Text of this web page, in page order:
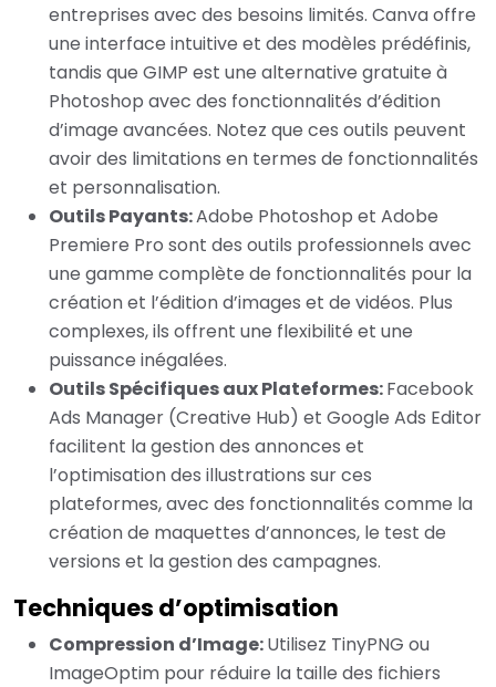
entreprises avec des besoins limités. Canva offre
une interface intuitive et des modèles prédéfinis,
tandis que GIMP est une alternative gratuite à
Photoshop avec des fonctionnalités d’édition
d’image avancées. Notez que ces outils peuvent
avoir des limitations en termes de fonctionnalités
et personnalisation.
Outils Payants:Adobe Photoshop et Adobe
Premiere Pro sont des outils professionnels avec
une gamme complète de fonctionnalités pour la
création et l’édition d’images et de vidéos. Plus
complexes, ils offrent une flexibilité et une
puissance inégalées.
Outils Spécifiques aux Plateformes:Facebook
Ads Manager (Creative Hub) et Google Ads Editor
facilitent la gestion des annonces et
l’optimisation des illustrations sur ces
plateformes, avec des fonctionnalités comme la
création de maquettes d’annonces, le test de
versions et la gestion des campagnes.
Techniques d’optimisation
Compression d’Image:Utilisez TinyPNG ou
ImageOptim pour réduire la taille des fichiers